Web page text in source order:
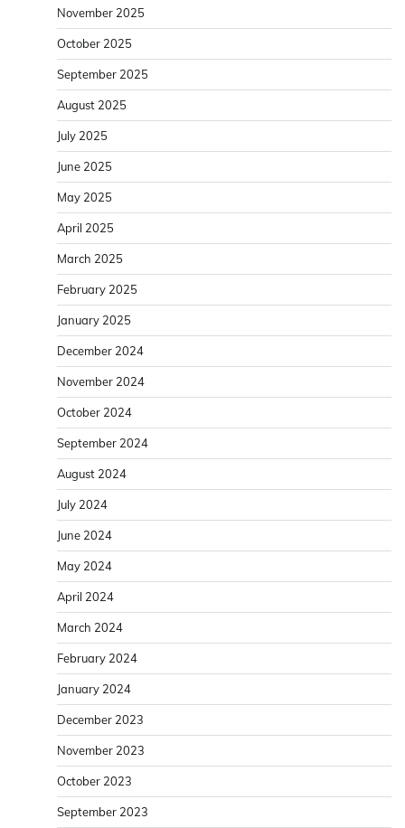
November 2025
October 2025
September 2025
August 2025
July 2025
June 2025
May 2025
April 2025
March 2025
February 2025
January 2025
December 2024
November 2024
October 2024
September 2024
August 2024
July 2024
June 2024
May 2024
April 2024
March 2024
February 2024
January 2024
December 2023
November 2023
October 2023
September 2023